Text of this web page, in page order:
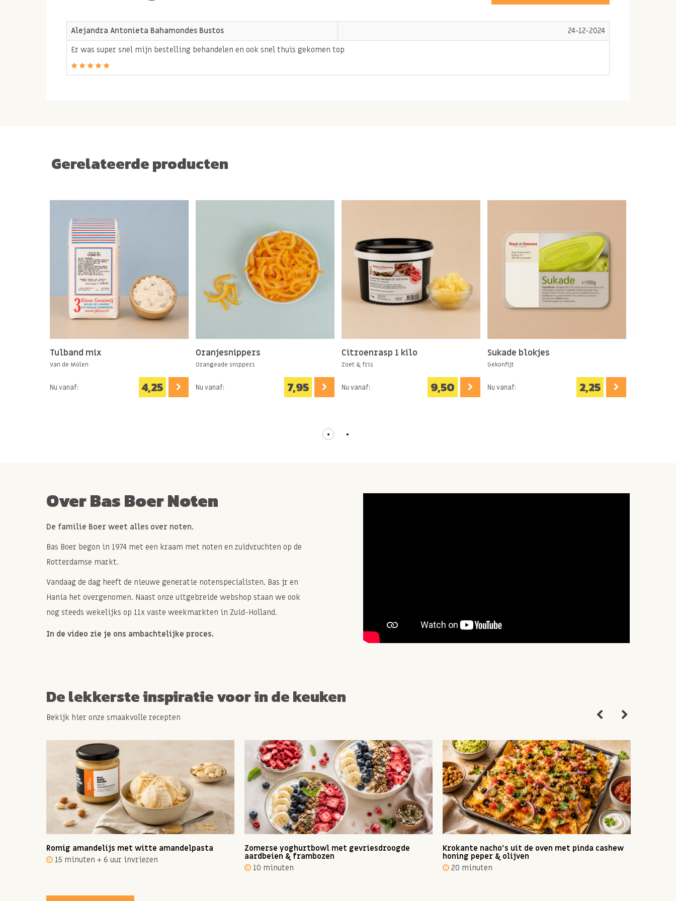
Alejandra Antonieta Bahamondes Bustos
24-12-2024
Er was super snel mijn bestelling behandelen en ook snel thuis gekomen top
Gerelateerde producten
Tulband mix
Van de Molen
Nu vanaf: 4,25
Oranjesnippers
Orangeade snippers
Nu vanaf: 7,95
Citroenrasp 1 kilo
Zoet & fris
Nu vanaf: 9,50
Sukade blokjes
Gekonfijt
Nu vanaf: 2,25
Over Bas Boer Noten
De familie Boer weet alles over noten.
Bas Boer begon in 1974 met een kraam met noten en zuidvruchten op de
Rotterdamse markt.
Vandaag de dag heeft de nieuwe generatie notenspecialisten, Bas jr en
Hania het overgenomen. Naast onze uitgebreide webshop staan we ook
nog steeds wekelijks op 11x vaste weekmarkten in Zuid-Holland.
In de video zie je ons ambachtelijke proces.
De lekkerste inspiratie voor in de keuken
Bekijk hier onze smaakvolle recepten
Romig amandelijs met witte amandelpasta
15 minuten + 6 uur invriezen
Zomerse yoghurtbowl met gevriesdroogde
aardbeien & frambozen
10 minuten
Krokante nacho's uit de oven met pinda cashew
honing peper & olijven
20 minuten